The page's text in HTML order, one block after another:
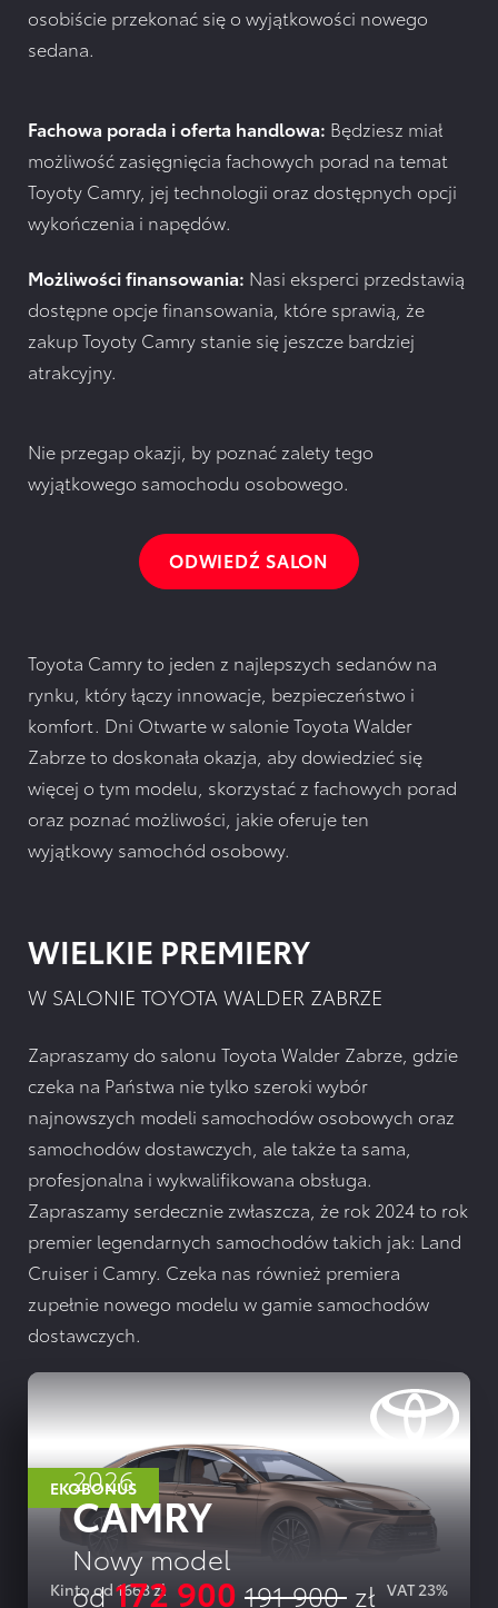
osobiście przekonać się o wyjątkowości nowego
sedana.
Fachowa porada i oferta handlowa: Będziesz miał
możliwość zasięgnięcia fachowych porad na temat
Toyoty Camry, jej technologii oraz dostępnych opcji
wykończenia i napędów.
Możliwości finansowania: Nasi eksperci przedstawią
dostępne opcje finansowania, które sprawią, że
zakup Toyoty Camry stanie się jeszcze bardziej
atrakcyjny.
Nie przegap okazji, by poznać zalety tego
wyjątkowego samochodu osobowego.
ODWIEDŹ SALON
Toyota Camry to jeden z najlepszych sedanów na
rynku, który łączy innowacje, bezpieczeństwo i
komfort. Dni Otwarte w salonie Toyota Walder
Zabrze to doskonała okazja, aby dowiedzieć się
więcej o tym modelu, skorzystać z fachowych porad
oraz poznać możliwości, jakie oferuje ten
wyjątkowy samochód osobowy.
WIELKIE PREMIERY
W SALONIE TOYOTA WALDER ZABRZE
Zapraszamy do salonu Toyota Walder Zabrze, gdzie
czeka na Państwa nie tylko szeroki wybór
najnowszych modeli samochodów osobowych oraz
samochodów dostawczych, ale także ta sama,
profesjonalna i wykwalifikowana obsługa.
Zapraszamy serdecznie zwłaszcza, że rok 2024 to rok
premier legendarnych samochodów takich jak: Land
Cruiser i Camry. Czeka nas również premiera
zupełnie nowego modelu w gamie samochodów
dostawczych.
EKOBONUS
2026
CAMRY
Nowy model
od172 900 191 900 zł
Kinto od 1668 zł VAT 23%